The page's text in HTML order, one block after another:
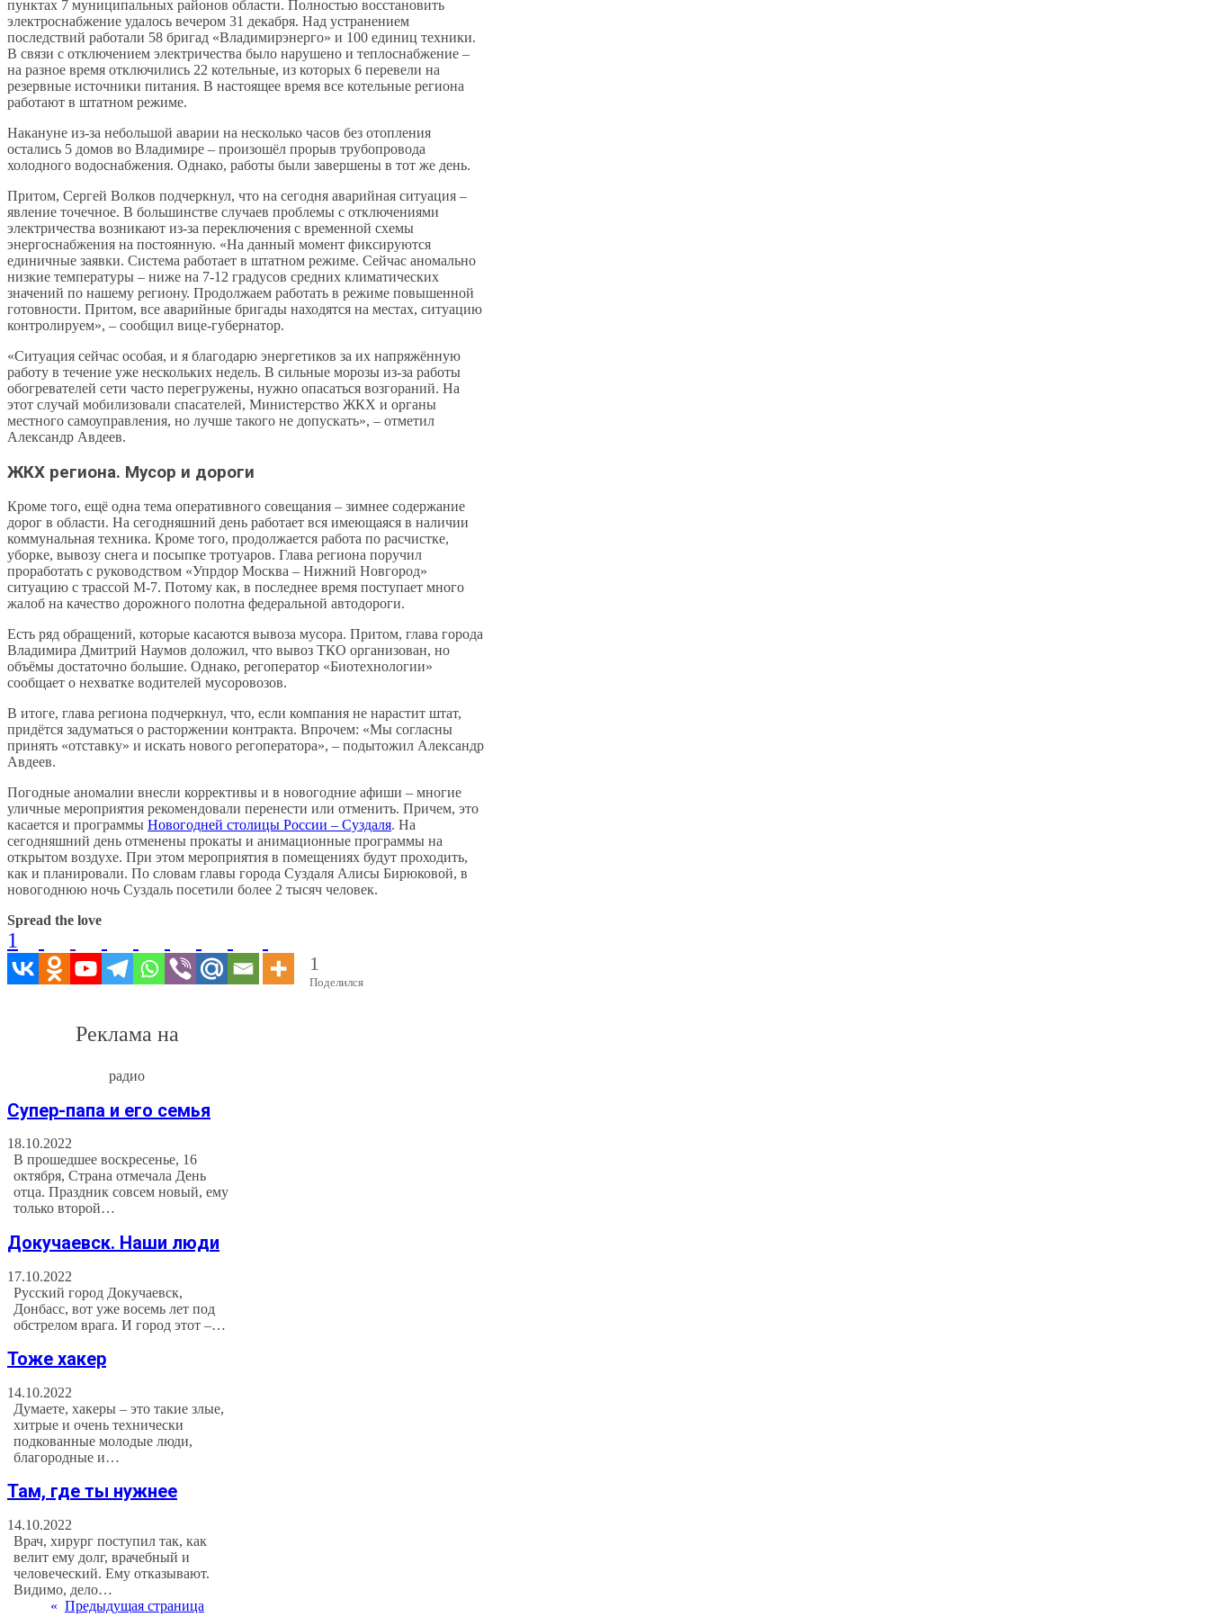
пунктах 7 муниципальных районов области. Полностью восстановить
электроснабжение удалось вечером 31 декабря. Над устранением
последствий работали 58 бригад «Владимирэнерго» и 100 единиц техники.
В связи с отключением электричества было нарушено и теплоснабжение –
на разное время отключились 22 котельные, из которых 6 перевели на
резервные источники питания. В настоящее время все котельные региона
работают в штатном режиме.
Накануне из-за небольшой аварии на несколько часов без отопления
остались 5 домов во Владимире – произошёл прорыв трубопровода
холодного водоснабжения. Однако, работы были завершены в тот же день.
Притом, Сергей Волков подчеркнул, что на сегодня аварийная ситуация –
явление точечное. В большинстве случаев проблемы с отключениями
электричества возникают из-за переключения с временной схемы
энергоснабжения на постоянную. «На данный момент фиксируются
единичные заявки. Система работает в штатном режиме. Сейчас аномально
низкие температуры – ниже на 7-12 градусов средних климатических
значений по нашему региону. Продолжаем работать в режиме повышенной
готовности. Притом, все аварийные бригады находятся на местах, ситуацию
контролируем», – сообщил вице-губернатор.
«Ситуация сейчас особая, и я благодарю энергетиков за их напряжённую
работу в течение уже нескольких недель. В сильные морозы из-за работы
обогревателей сети часто перегружены, нужно опасаться возгораний. На
этот случай мобилизовали спасателей, Министерство ЖКХ и органы
местного самоуправления, но лучше такого не допускать», – отметил
Александр Авдеев.
ЖКХ региона. Мусор и дороги
Кроме того, ещё одна тема оперативного совещания – зимнее содержание
дорог в области. На сегодняшний день работает вся имеющаяся в наличии
коммунальная техника. Кроме того, продолжается работа по расчистке,
уборке, вывозу снега и посыпке тротуаров. Глава региона поручил
проработать с руководством «Упрдор Москва – Нижний Новгород»
ситуацию с трассой М-7. Потому как, в последнее время поступает много
жалоб на качество дорожного полотна федеральной автодороги.
Есть ряд обращений, которые касаются вывоза мусора. Притом, глава города
Владимира Дмитрий Наумов доложил, что вывоз ТКО организован, но
объёмы достаточно большие. Однако, регоператор «Биотехнологии»
сообщает о нехватке водителей мусоровозов.
В итоге, глава региона подчеркнул, что, если компания не нарастит штат,
придётся задуматься о расторжении контракта. Впрочем: «Мы согласны
принять «отставку» и искать нового регоператора», – подытожил Александр
Авдеев.
Погодные аномалии внесли коррективы и в новогодние афиши – многие
уличные мероприятия рекомендовали перенести или отменить. Причем, это
касается и программы Новогодней столицы России – Суздаля. На
сегодняшний день отменены прокаты и анимационные программы на
открытом воздухе. При этом мероприятия в помещениях будут проходить,
как и планировали. По словам главы города Суздаля Алисы Бирюковой, в
новогоднюю ночь Суздаль посетили более 2 тысяч человек.
Spread the love
1
1
Поделился
Реклама на
радио
Супер-папа и его семья
18.10.2022
В прошедшее воскресенье, 16
октября, Страна отмечала День
отца. Праздник совсем новый, ему
только второй…
Докучаевск. Наши люди
17.10.2022
Русский город Докучаевск,
Донбасс, вот уже восемь лет под
обстрелом врага. И город этот –…
Тоже хакер
14.10.2022
Думаете, хакеры – это такие злые,
хитрые и очень технически
подкованные молодые люди,
благородные и…
Там, где ты нужнее
14.10.2022
Врач, хирург поступил так, как
велит ему долг, врачебный и
человеческий. Ему отказывают.
Видимо, дело…
« Предыдущая страница